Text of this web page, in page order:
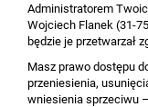
Administratorem
Wojciech Flanek (31-
będzie je przetwarzał
Masz prawo dostępu
przeniesienia,
wniesienia sprzeciwu